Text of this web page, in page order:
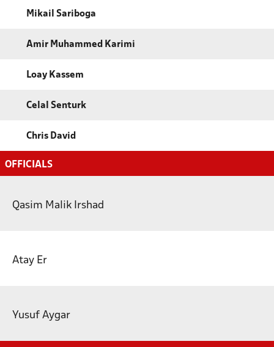
Mikail Sariboga
Amir Muhammed Karimi
Loay Kassem
Celal Senturk
Chris David
OFFICIALS
Qasim Malik Irshad
Atay Er
Yusuf Aygar